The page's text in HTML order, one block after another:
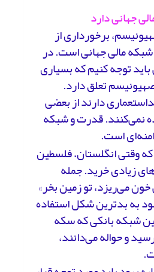
جهانی دارد
برخورداری از
مالی جهانی است. در
توجه کنیم که بسیاری
تعلق دارد.
دارند از بعضی
نمی‌کنند. قدرت و شبکه
است.
وقتی انگلستان، فلسطین
زیادی‌ خرید. جمله
می‌ریزد، تو زمین بخر»
خود به بدترین شکل استفاده
شبکه بانکی که سکه
و حواله می‌دانند،